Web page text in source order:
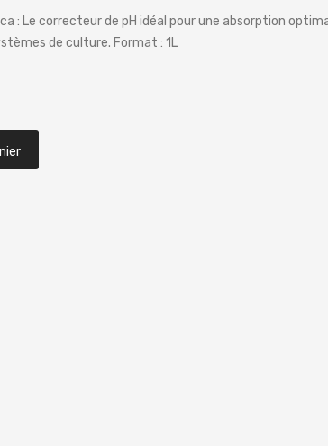
: Le correcteur de pH idéal pour une absorption
de culture. Format : 1L